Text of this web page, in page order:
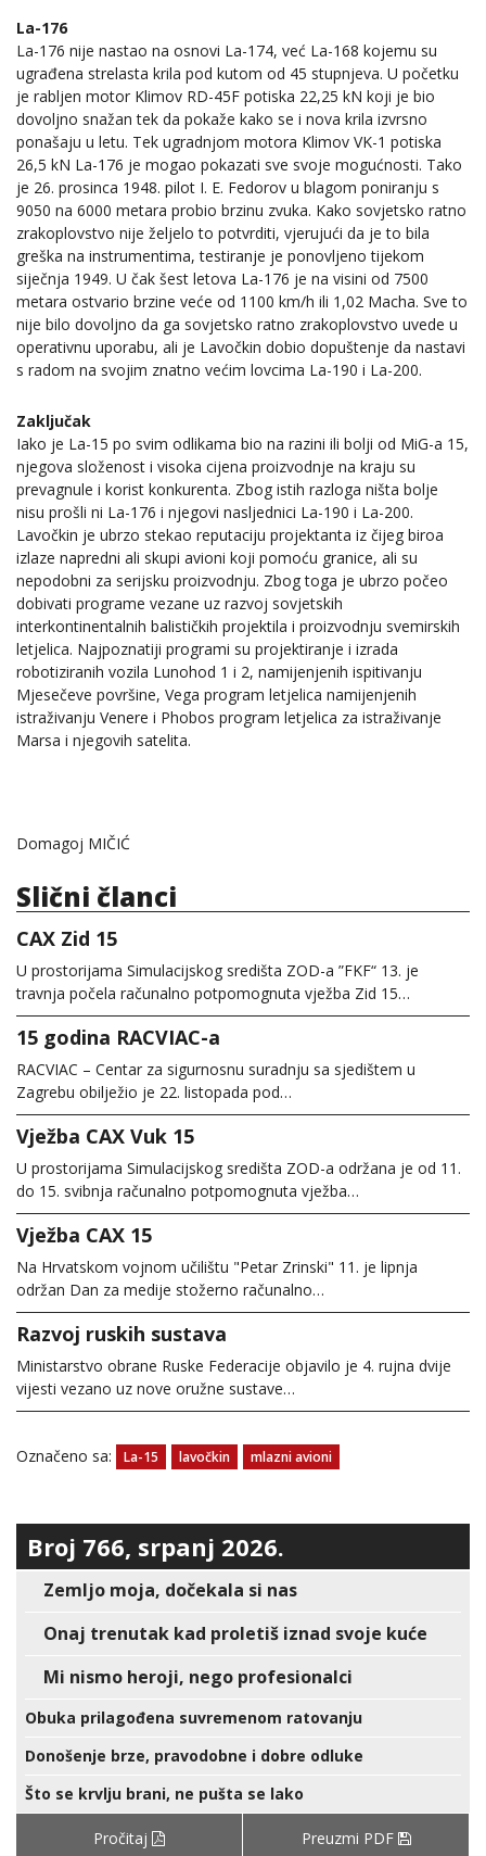
La-176
La-176 nije nastao na osnovi La-174, već La-168 kojemu su
ugrađena strelasta krila pod kutom od 45 stupnjeva. U početku
je rabljen motor Klimov RD-45F potiska 22,25 kN koji je bio
dovoljno snažan tek da pokaže kako se i nova krila izvrsno
ponašaju u letu. Tek ugradnjom motora Klimov VK-1 potiska
26,5 kN La-176 je mogao pokazati sve svoje mogućnosti. Tako
je 26. prosinca 1948. pilot I. E. Fedorov u blagom poniranju s
9050 na 6000 metara probio brzinu zvuka. Kako sovjetsko ratno
zrakoplovstvo nije željelo to potvrditi, vjerujući da je to bila
greška na instrumentima, testiranje je ponovljeno tijekom
siječnja 1949. U čak šest letova La-176 je na visini od 7500
metara ostvario brzine veće od 1100 km/h ili 1,02 Macha. Sve to
nije bilo dovoljno da ga sovjetsko ratno zrakoplovstvo uvede u
operativnu uporabu, ali je Lavočkin dobio dopuštenje da nastavi
s radom na svojim znatno većim lovcima La-190 i La-200.
Zaključak
Iako je La-15 po svim odlikama bio na razini ili bolji od MiG-a 15,
njegova složenost i visoka cijena proizvodnje na kraju su
prevagnule i korist konkurenta. Zbog istih razloga ništa bolje
nisu prošli ni La-176 i njegovi nasljednici La-190 i La-200.
Lavočkin je ubrzo stekao reputaciju projektanta iz čijeg biroa
izlaze napredni ali skupi avioni koji pomoću granice, ali su
nepodobni za serijsku proizvodnju. Zbog toga je ubrzo počeo
dobivati programe vezane uz razvoj sovjetskih
interkontinentalnih balističkih projektila i proizvodnju svemirskih
letjelica. Najpoznatiji programi su projektiranje i izrada
robotiziranih vozila Lunohod 1 i 2, namijenjenih ispitivanju
Mjesečeve površine, Vega program letjelica namijenjenih
istraživanju Venere i Phobos program letjelica za istraživanje
Marsa i njegovih satelita.
Domagoj MIČIĆ
Slični članci
CAX Zid 15
U prostorijama Simulacijskog središta ZOD-a ”FKF“ 13. je
travnja počela računalno potpomognuta vježba Zid 15…
15 godina RACVIAC-a
RACVIAC – Centar za sigurnosnu suradnju sa sjedištem u
Zagrebu obilježio je 22. listopada pod…
Vježba CAX Vuk 15
U prostorijama Simulacijskog središta ZOD-a održana je od 11.
do 15. svibnja računalno potpomognuta vježba…
Vježba CAX 15
Na Hrvatskom vojnom učilištu "Petar Zrinski" 11. je lipnja
održan Dan za medije stožerno računalno…
Razvoj ruskih sustava
Ministarstvo obrane Ruske Federacije objavilo je 4. rujna dvije
vijesti vezano uz nove oružne sustave…
Označeno sa: La-15 lavočkin mlazni avioni
Broj 766, srpanj 2026.
Zemljo moja, dočekala si nas
Onaj trenutak kad proletiš iznad svoje kuće
Mi nismo heroji, nego profesionalci
Obuka prilagođena suvremenom ratovanju
Donošenje brze, pravodobne i dobre odluke
Što se krvlju brani, ne pušta se lako
Pročitaj Preuzmi PDF